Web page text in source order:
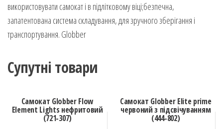
використовувати самокат і в підлітковому віці;безпечна,
запатентована система складування, для зручного зберігання і
транспортування. Globber
Супутні товари
Самокат Globber Flow
Element Lights нефритовий
(721-307)
Самокат Globber Elite prime
червоний з підсвічуванням
(444-802)